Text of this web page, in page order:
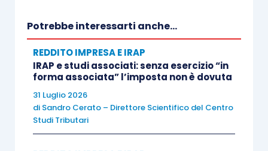
o nei due precedenti
abitanti)
Altre immobilizzazioni 12%
Con riferimento alle società in contabilità
Potrebbe interessarti anche...
REDDITO IMPRESA E IRAP
IRAP e studi associati: senza esercizio “in
forma associata” l’imposta non è dovuta
31 Luglio 2026
di Sandro Cerato – Direttore Scientifico del Centro
Studi Tributari